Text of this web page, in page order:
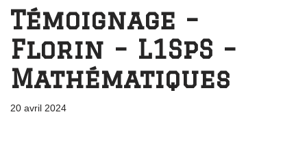
Témoignage –
Florin – L1SpS –
Mathématiques
20 avril 2024